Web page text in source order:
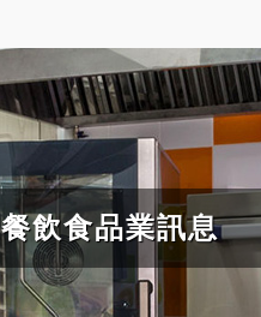
餐飲食品業訊息